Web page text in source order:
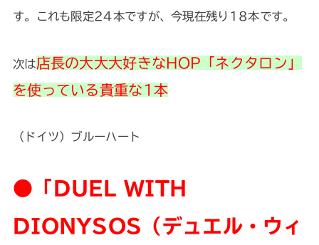
す。これも限定24本ですが、今現在残り18本です。
次は店長の大大大好きなHOP「ネクタロン」
を使っている貴重な1本
（ドイツ）ブルーハート
●「DUEL WITH
DIONYSOS（デュエル・ウィ